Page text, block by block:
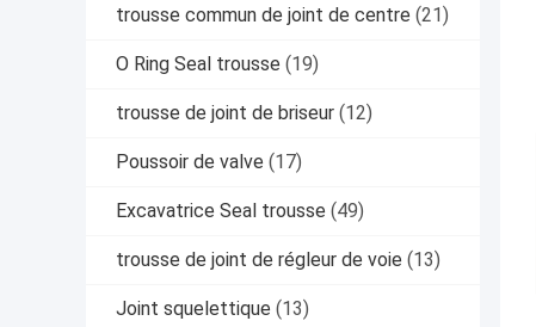
trousse commun de joint de centre (21)
O Ring Seal trousse (19)
trousse de joint de briseur (12)
Poussoir de valve (17)
Excavatrice Seal trousse (49)
trousse de joint de régleur de voie (13)
Joint squelettique (13)